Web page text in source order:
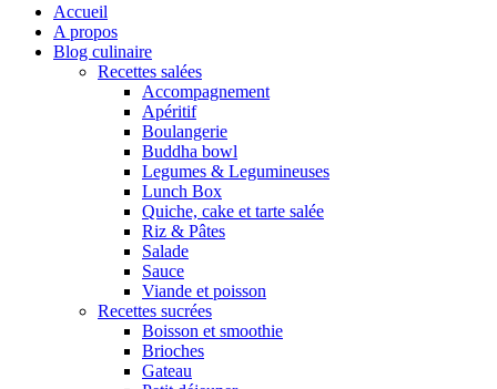
Accueil
A propos
Blog culinaire
Recettes salées
Accompagnement
Apéritif
Boulangerie
Buddha bowl
Legumes & Legumineuses
Lunch Box
Quiche, cake et tarte salée
Riz & Pâtes
Salade
Sauce
Viande et poisson
Recettes sucrées
Boisson et smoothie
Brioches
Gateau